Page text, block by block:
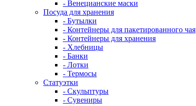
- Венецианские маски
Посуда для хранения
- Бутылки
- Контейнеры для пакетированного чая
- Контейнеры для хранения
- Хлебницы
- Банки
- Лотки
- Термосы
Статуэтки
- Скульптуры
- Сувениры